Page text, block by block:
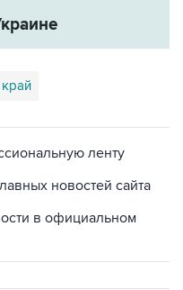
новостей сайта
в официальном